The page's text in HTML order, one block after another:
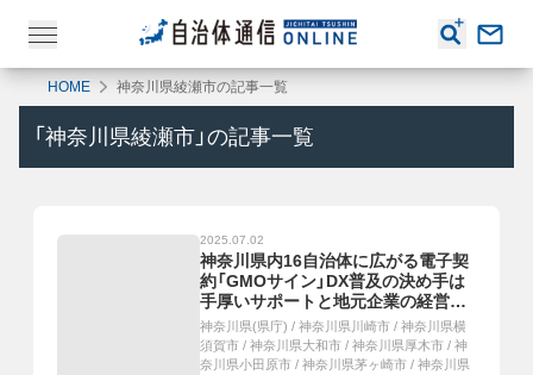
HOME 神奈川県綾瀬市の記事一覧
「 神奈川県綾瀬市 」の記事一覧
2025.07.02
神奈川県内16自治体に広がる電子契
約「GMOサイン」DX普及の決め手は
手厚いサポートと地元企業の経営支
援効果
神奈川県(県庁) / 神奈川県川崎市 / 神奈川県横
須賀市 / 神奈川県大和市 / 神奈川県厚木市 / 神
奈川県小田原市 / 神奈川県茅ヶ崎市 / 神奈川県